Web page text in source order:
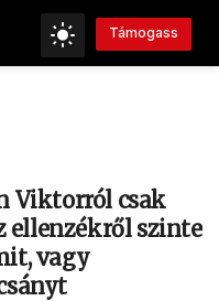
Támogass
Viktorról csak
ellenzékről szinte
vagy